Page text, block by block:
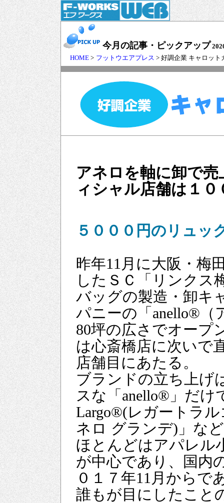
今月の記事・ピックアップ
HOME > フットウエアプレス > 好調企業 キャロッ
アネロを軸に卸で
ィシャル店舗は１０
５０００円のリュッ
昨年11月に大阪・梅
したＳＣ「リンクス
バッグの製造・卸キ
パニーの「anello®（
80坪の広さでオープ
は心斎橋店に次いで
店舗目にあたる。
ブランドの立ち上げ
スな「anello®」だけ
Largo®(レガートラ
ネロ グランデ)」な
ほとんどはアパレル
が中心であり、国内
０１７年11月からで
誰もが目にしたこと